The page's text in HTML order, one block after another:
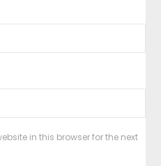
in this browser for the next